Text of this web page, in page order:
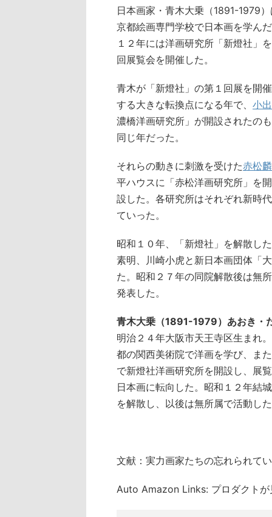
日本画家・青木大乗（1891-1979
京都絵画専門学校で日本画を学ん
１２年には洋画研究所「新燈社」
回展覧会を開催した。
青木が「新燈社」の第１回展を開
する大きな転換点になる年で、 小
濃橋洋画研究所」が開設されたの
同じ年だった。
それらの動きに刺激を受けた赤松
平ハウスに「赤松洋画研究所」を
設した。各研究所はそれぞれ新時
ていった。
昭和１０年、「新燈社」を解散し
素明、川崎小虎と新日本画団体「
た。昭和２７年の同院解散後は無
発表した。
青木大乗（1891-1979）あおき・
明治２４年大阪市天王寺区生まれ
都の関西美術院で洋画を学び、ま
で新燈社洋画研究所を開設し、展
日本画に転向した。昭和１２年結
を解散し、以後は無所属で活動し
文献：実力画家たちの忘れられて
Auto Amazon Links: プロダクトが